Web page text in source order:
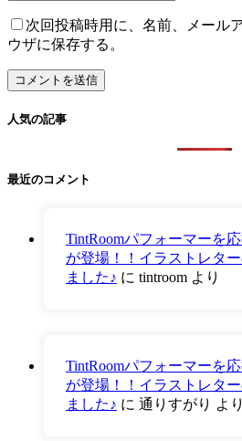
次回投稿時用に、名前、メール
ウザに保存する。
人気の記事
最近のコメント
TintRoomパフォーマーを
が登場！！イラストレタ
ました♪ に tintroom より
TintRoomパフォーマーを
が登場！！イラストレタ
ました♪ に 通りすがり より